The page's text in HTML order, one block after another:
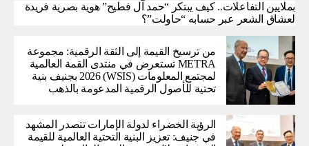
بملايين التفاعلات.. كيف يبتكر “حمد آل فطيح” هوية بصرية فريدة
لعشاق الشعر عبر حسابه “حاولت”؟
من ترسيخ القيمة إلى الثقة الرقمية: مجموعة
METRA تستعرض في منتدى القمة العالمية
لمجتمع المعلومات (WSIS) 2026 بجنيف بنية
تحتية للأصول الرقمية المدعومة بالذهب
الرؤية الخضراء لدولة الإمارات تتصدر المشهد
في جنيف: تعزيز البنية التحتية العالمية للقيمة